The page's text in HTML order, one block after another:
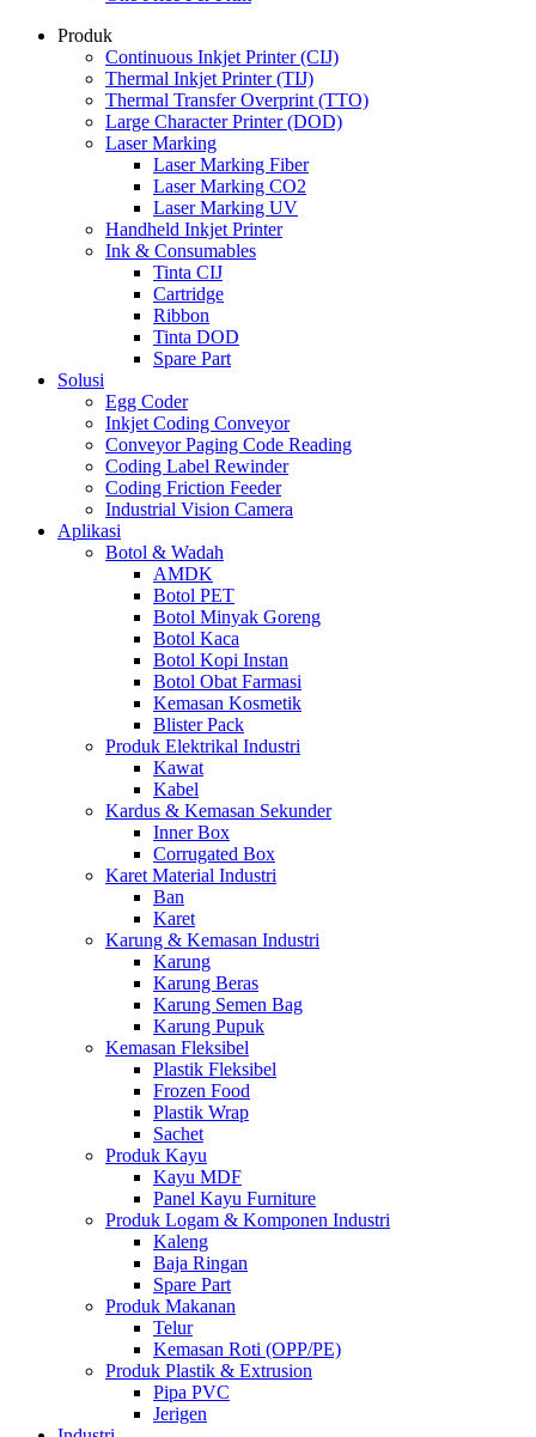
Produk
Continuous Inkjet Printer (CIJ)
Thermal Inkjet Printer (TIJ)
Thermal Transfer Overprint (TTO)
Large Character Printer (DOD)
Laser Marking
Laser Marking Fiber
Laser Marking CO2
Laser Marking UV
Handheld Inkjet Printer
Ink & Consumables
Tinta CIJ
Cartridge
Ribbon
Tinta DOD
Spare Part
Solusi
Egg Coder
Inkjet Coding Conveyor
Conveyor Paging Code Reading
Coding Label Rewinder
Coding Friction Feeder
Industrial Vision Camera
Aplikasi
Botol & Wadah
AMDK
Botol PET
Botol Minyak Goreng
Botol Kaca
Botol Kopi Instan
Botol Obat Farmasi
Kemasan Kosmetik
Blister Pack
Produk Elektrikal Industri
Kawat
Kabel
Kardus & Kemasan Sekunder
Inner Box
Corrugated Box
Karet Material Industri
Ban
Karet
Karung & Kemasan Industri
Karung
Karung Beras
Karung Semen Bag
Karung Pupuk
Kemasan Fleksibel
Plastik Fleksibel
Frozen Food
Plastik Wrap
Sachet
Produk Kayu
Kayu MDF
Panel Kayu Furniture
Produk Logam & Komponen Industri
Kaleng
Baja Ringan
Spare Part
Produk Makanan
Telur
Kemasan Roti (OPP/PE)
Produk Plastik & Extrusion
Pipa PVC
Jerigen